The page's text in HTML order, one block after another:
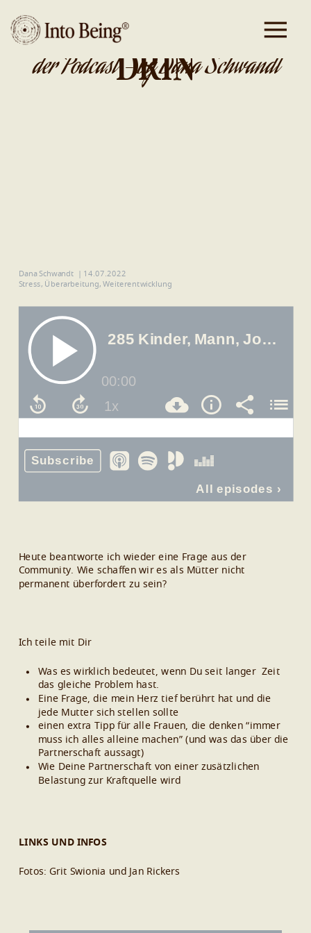
DA IST GOLD
DRIN
der Podcast - by Dana Schwandt
Dana Schwandt
14.07.2022
Stress, Überarbeitung,Weiterentwicklung
Heute beantworte ich wieder eine Frage aus der
Community. Wie schaffen wir es als Mütter nicht
permanent überfordert zu sein?
Ich teile mit Dir
Was es wirklich bedeutet, wenn Du seit langer Zeit
das gleiche Problem hast.
Eine Frage, die mein Herz tief berührt hat und die
jede Mutter sich stellen sollte
einen extra Tipp für alle Frauen, die denken “immer
muss ich alles alleine machen” (und was das über die
Partnerschaft aussagt)
Wie Deine Partnerschaft von einer zusätzlichen
Belastung zur Kraftquelle wird
LINKS UND INFOS
Fotos: Grit Swionia und Jan Rickers